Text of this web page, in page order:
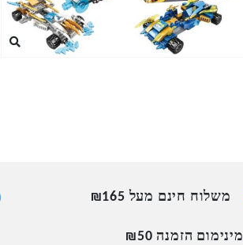
משלוח חינם מעל ₪165
מינימום הזמנה ₪50